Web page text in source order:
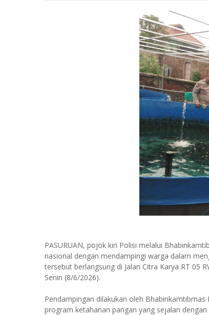
PASURUAN, pojok kiri Polisi melalui
nasional dengan mendampingi warga dalam
tersebut berlangsung di Jalan Citra Karya RT 05
Senin (8/6/2026).
Pendampingan dilakukan oleh
program ketahanan pangan yang sejalan